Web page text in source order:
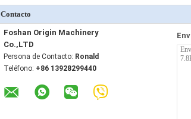
Contacto
Foshan Origin Machinery
Co.,LTD
Persona de Contacto: Ronald
Teléfono: +86 13928299440